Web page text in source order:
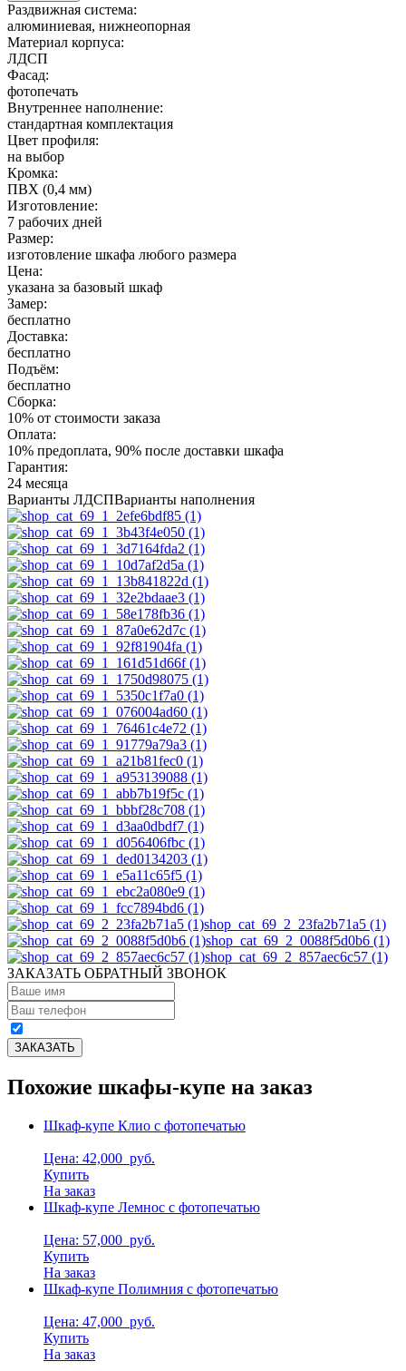
Раздвижная система:
алюминиевая, нижнеопорная
Материал корпуса:
ЛДСП
Фасад:
фотопечать
Внутреннее наполнение:
стандартная комплектация
Цвет профиля:
на выбор
Кромка:
ПВХ (0,4 мм)
Изготовление:
7 рабочих дней
Размер:
изготовление шкафа любого размера
Цена:
указана за базовый шкаф
Замер:
бесплатно
Доставка:
бесплатно
Подъём:
бесплатно
Сборка:
10% от стоимости заказа
Оплата:
10% предоплата, 90% после доставки шкафа
Гарантия:
24 месяца
Варианты ЛДСПВарианты наполнения
shop_cat_69_2_23fa2b71a5 (1)
shop_cat_69_2_0088f5d0b6 (1)
shop_cat_69_2_857aec6c57 (1)
ЗАКАЗАТЬ ОБРАТНЫЙ ЗВОНОК
Похожие шкафы-купе на заказ
Шкаф-купе Клио с фотопечатью
Цена: 42,000 руб.
Купить
На заказ
Шкаф-купе Лемнос с фотопечатью
Цена: 57,000 руб.
Купить
На заказ
Шкаф-купе Полимния с фотопечатью
Цена: 47,000 руб.
Купить
На заказ